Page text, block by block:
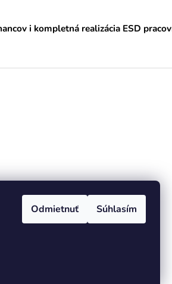
Odmietnuť Súhlasím
d
i
u
i kompletná realizácia ESD